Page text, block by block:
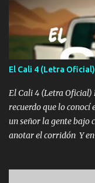
Un gallardo me
tranquilizando
los versos que voy
se atora Pero nunca
aunque ustedes no
echarle chingazos Y
El Cali 4 (Letra
El Cali 4 (Letra Oficial)
recuerdo que lo
un señor la gente bajo
anotar el corridón Y